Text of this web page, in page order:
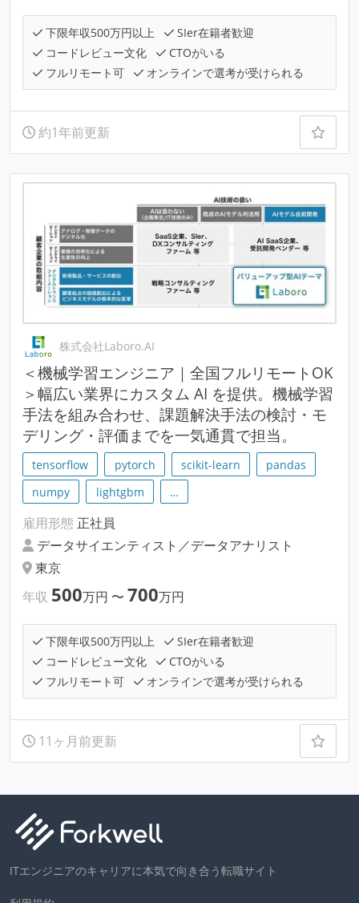
下限年収500万円以上
SIer在籍者歓迎
コードレビュー文化
CTOがいる
フルリモート可
オンラインで選考が受けられる
約1年前更新
株式会社Laboro.AI
＜機械学習エンジニア｜全国フルリモートOK
＞幅広い業界にカスタム AI を提供。機械学習
手法を組み合わせ、課題解決手法の検討・モ
デリング・評価までを一気通貫で担当。
tensorflow pytorch scikit-learn
pandas
numpy
lightgbm …
雇用形態 正社員
データサイエンティスト／データアナリスト
東京
年収 500万円 〜 700万円
下限年収500万円以上
SIer在籍者歓迎
コードレビュー文化
CTOがいる
フルリモート可
オンラインで選考が受けられる
11ヶ月前更新
ITエンジニアのキャリアに本気で向き合う転職サイト